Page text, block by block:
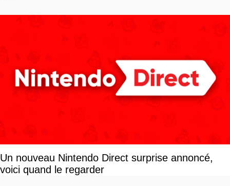
Un nouveau Nintendo Direct surprise annoncé,
voici quand le regarder